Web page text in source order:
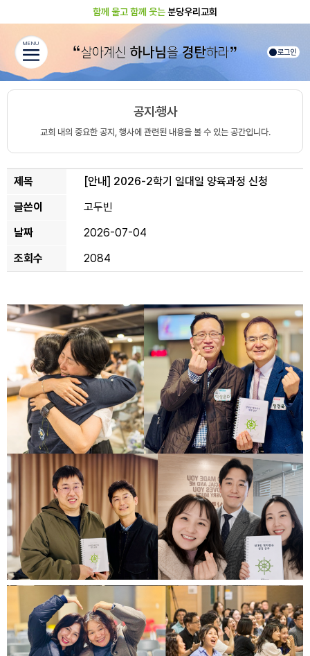
함께 울고 함께 웃는분당우리교회
로그인
MENU
공지·행사
교회 내의 중요한 공지, 행사에 관련된 내용을 볼 수 있는 공간입니다.
제목 [안내] 2026-2학기 일대일 양육과정 신청
글쓴이
고두빈
날짜
2026-07-04
조회수
2084